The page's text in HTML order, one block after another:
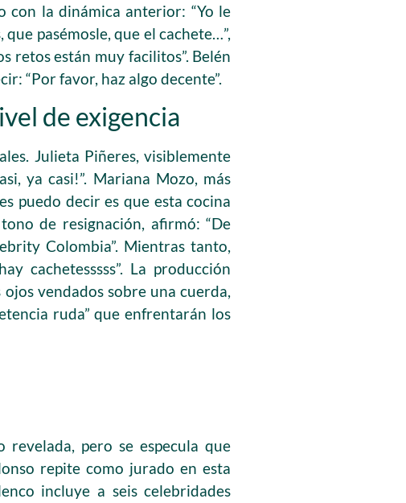
con la dinámica anterior: “Yo le
pasémosle, que el cachete…”,
retos están muy facilitos”. Belén
“Por favor, haz algo decente”.
de exigencia
Julieta Piñeres, visiblemente
ya casi!”. Mariana Mozo, más
puedo decir es que esta cocina
de resignación, afirmó: “De
Colombia”. Mientras tanto,
cachetesssss”. La producción
vendados sobre una cuerda,
ruda” que enfrentarán los
pero se especula que
repite como jurado en esta
incluye a seis celebridades